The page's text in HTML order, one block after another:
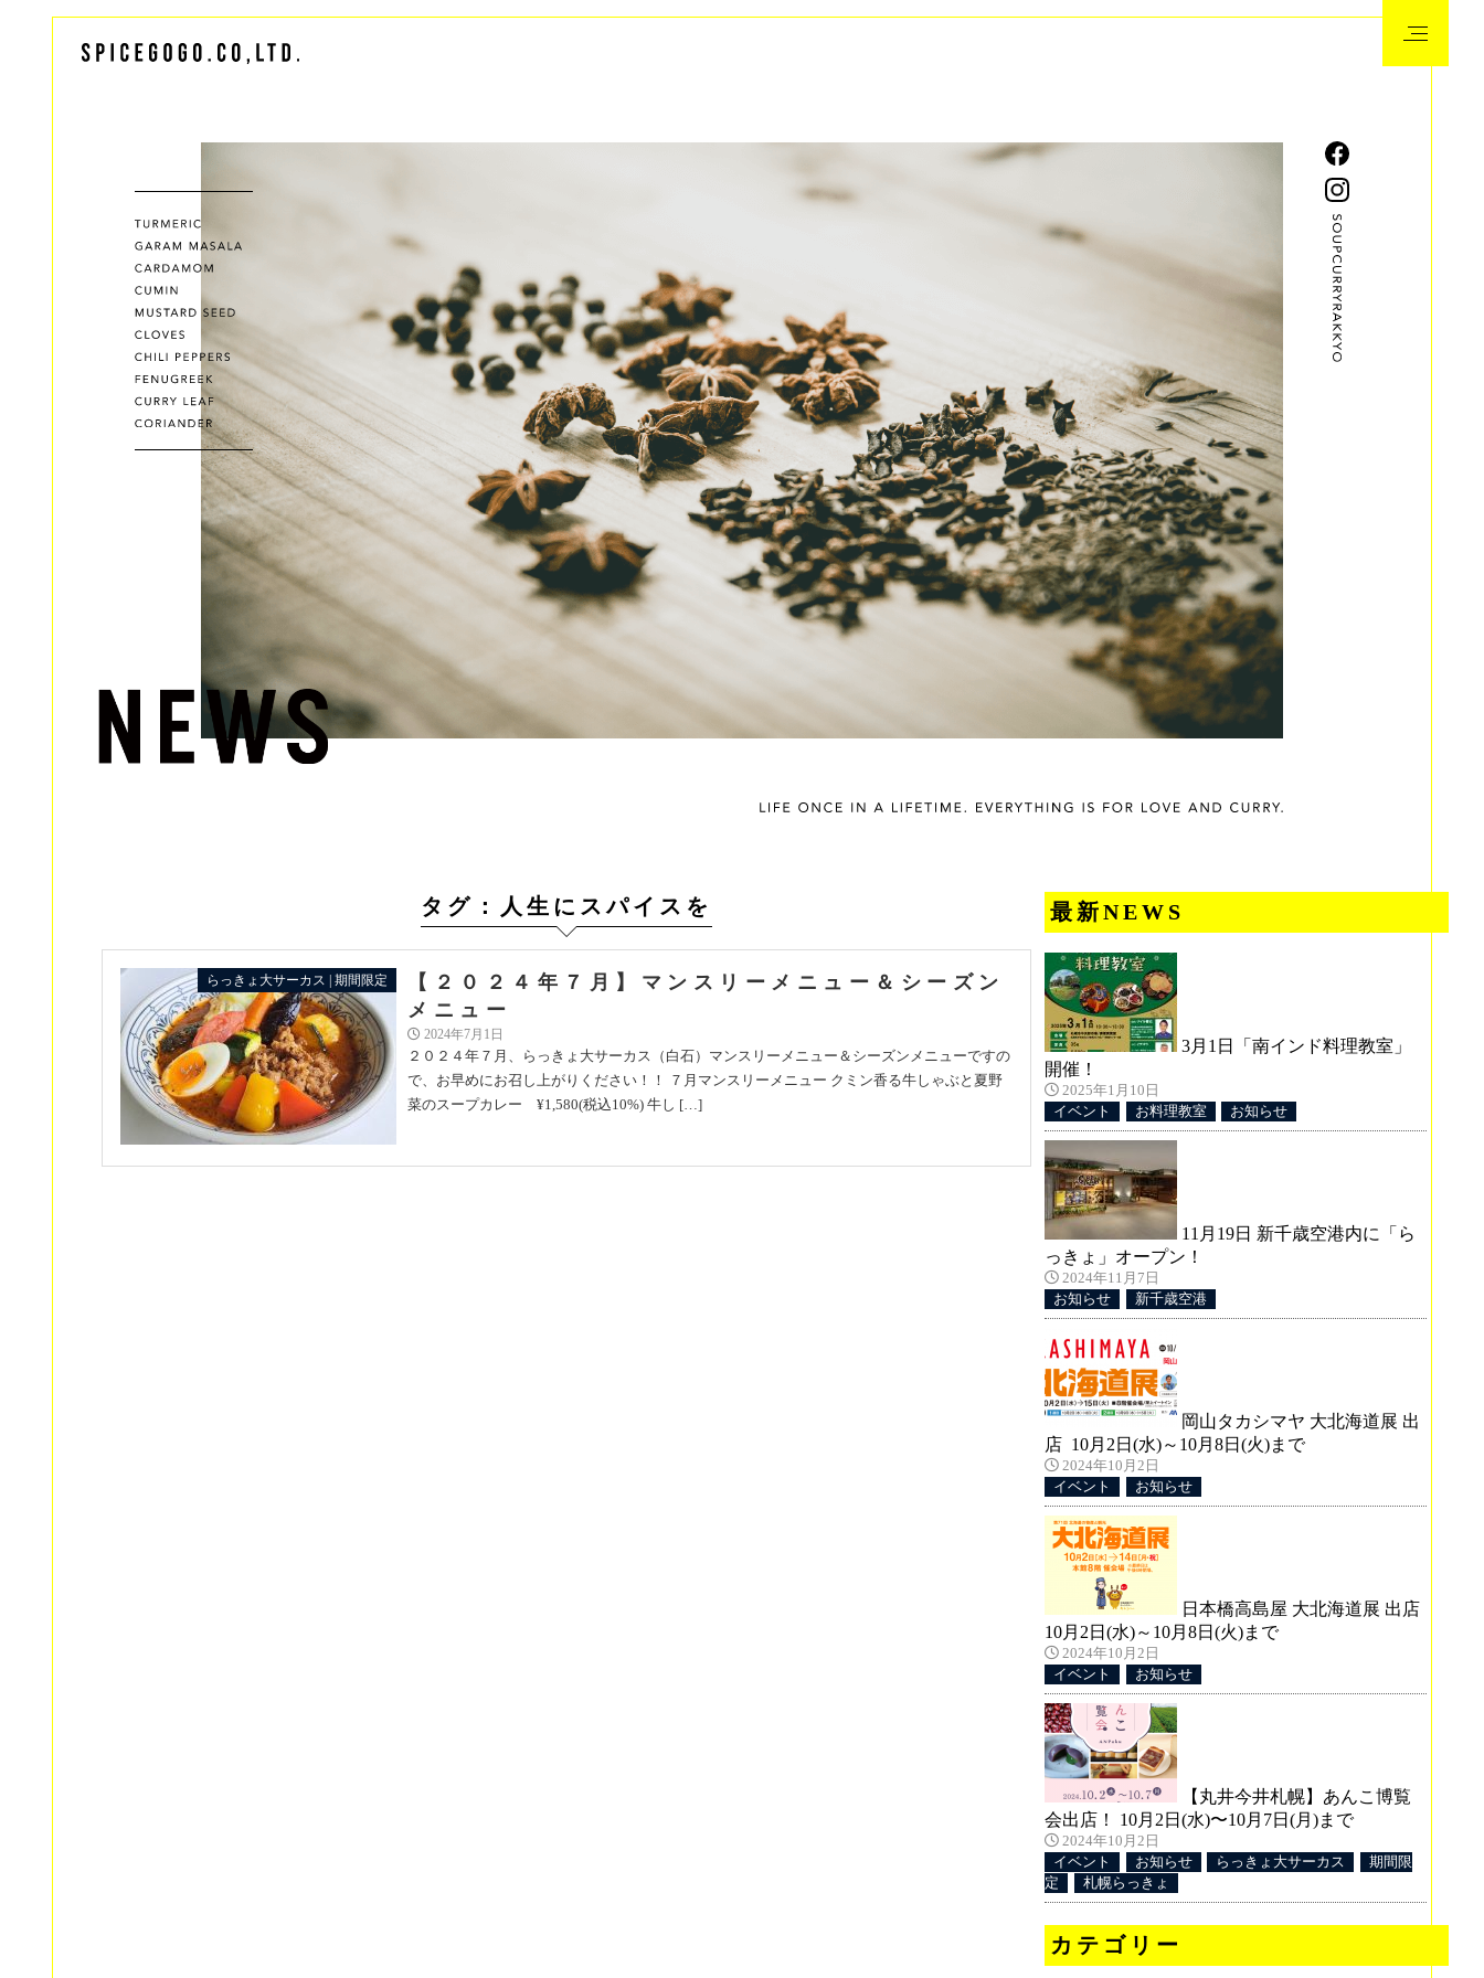
タグ：人生にスパイスを
らっきょ大サーカス | 期間限定
【２０２４年７月】マンスリーメニュー＆シーズン
メニュー
2024年7月1日
２０２４年７月、らっきょ大サーカス（白石）マンスリーメニュー＆シーズンメニューですの
で、お早めにお召し上がりください！！ ７月マンスリーメニュー クミン香る牛しゃぶと夏野
菜のスープカレー ¥1,580(税込10%) 牛し […]
最新NEWS
3月1日「南インド料理教室」
開催！
2025年1月10日
イベント
お料理教室 お知らせ
11月19日 新千歳空港内に「ら
っきょ」オープン！
2024年11月7日
お知らせ
新千歳空港
岡山タカシマヤ 大北海道展 出
店 10月2日(水)～10月8日(火)まで
2024年10月2日
イベント
お知らせ
日本橋高島屋 大北海道展 出店
10月2日(水)～10月8日(火)まで
2024年10月2日
イベント
お知らせ
【丸井今井札幌】あんこ博覧
会出店！ 10月2日(水)〜10月7日(月)まで
2024年10月2日
イベント
お知らせ らっきょ大サーカス
期間限
定
札幌らっきょ
カテゴリー